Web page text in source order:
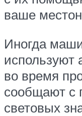
ваше
Иногда
используют
во время
сообщают с
световых